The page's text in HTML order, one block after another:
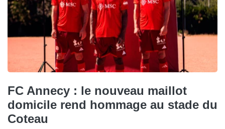
FC Annecy : le nouveau maillot
domicile rend hommage au stade du
Coteau